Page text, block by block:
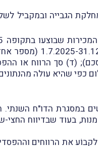
הגבייה ובמקביל
אחד מסכם); (ב) סך כל
1.7.2025-31.12.2025 (מספר אחד
כפי שהיא עולה
במסגרת הדו"ח
בעוד שבדיווח
את הרווחים